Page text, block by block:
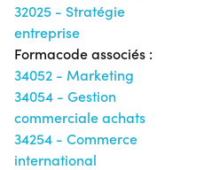
32025 - Stratégie
entreprise
Formacode associés :
34052 - Marketing
34054 - Gestion
commerciale achats
34254 - Commerce
international